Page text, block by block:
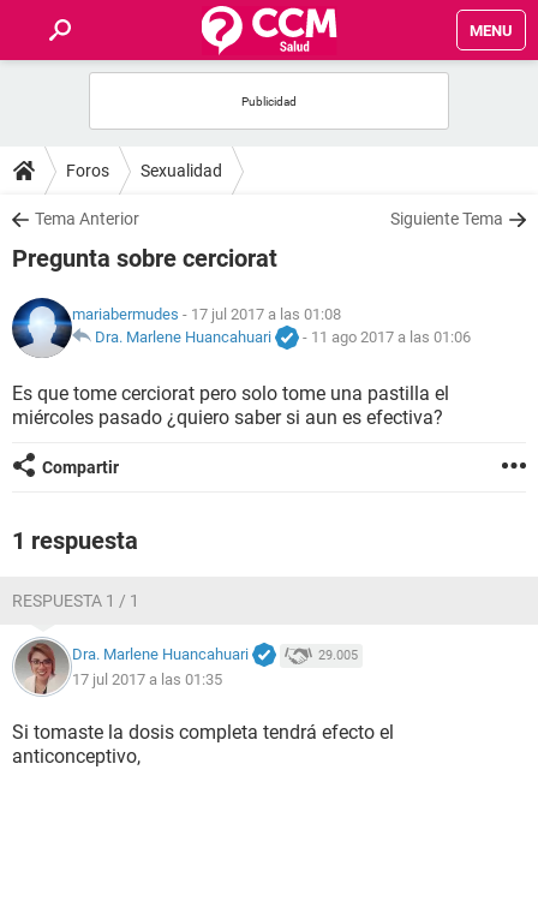
MENU
FOROS
SALUD
FAMILIA
NUTRICIÓN
BIENESTAR
SEXUALIDAD
Foros Sexualidad
Tema Anterior Siguiente Tema
Pregunta sobre cerciorat
mariabermudes - 17 jul 2017 a las 01:08
Dra. Marlene Huancahuari
- 11 ago 2017 a las 01:06
Es que tome cerciorat pero solo tome una pastilla el
miércoles pasado ¿quiero saber si aun es efectiva?
Compartir
1 respuesta
RESPUESTA 1 / 1
Dra. Marlene Huancahuari 29.005
17 jul 2017 a las 01:35
Si tomaste la dosis completa tendrá efecto el
anticonceptivo,